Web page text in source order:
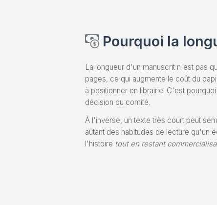
Pourquoi la
La longueur d'un manuscrit n'est pas
pages, ce qui augmente le coût du
à positionner en librairie. C'est
décision du comité.
À l'inverse, un texte très court peut
autant des habitudes de lecture qu'un
l'histoire tout en restant